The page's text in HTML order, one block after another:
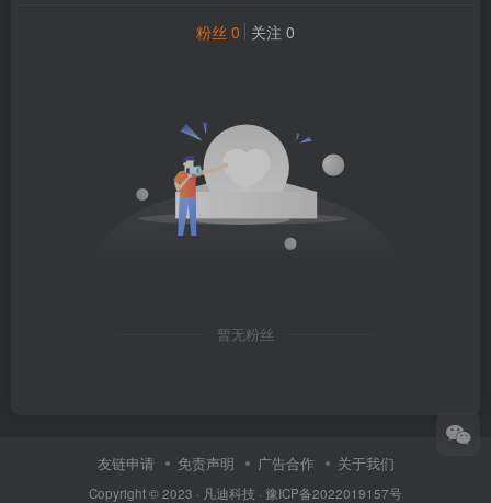
粉丝 0 关注 0
暂无粉丝
友链申请 免责声明 广告合作 关于我们
Copyright © 2023 · 凡迪科技 · 豫ICP备2022019157号